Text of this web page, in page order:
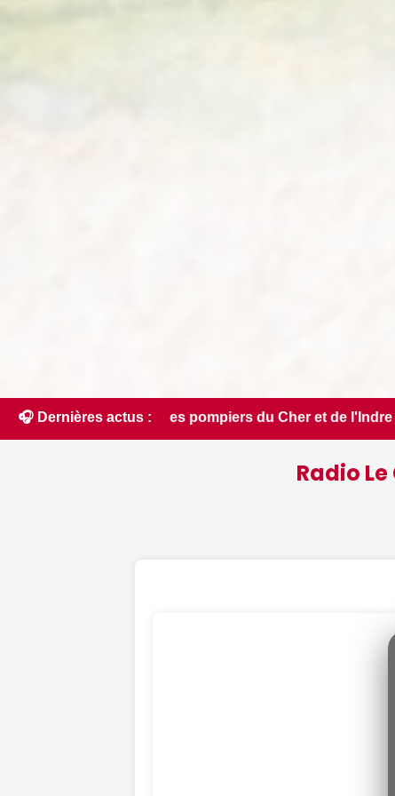
🎧 Dernières actus :
partent en renfort feux de forêt dans l'Aude - ici.fr
Radio